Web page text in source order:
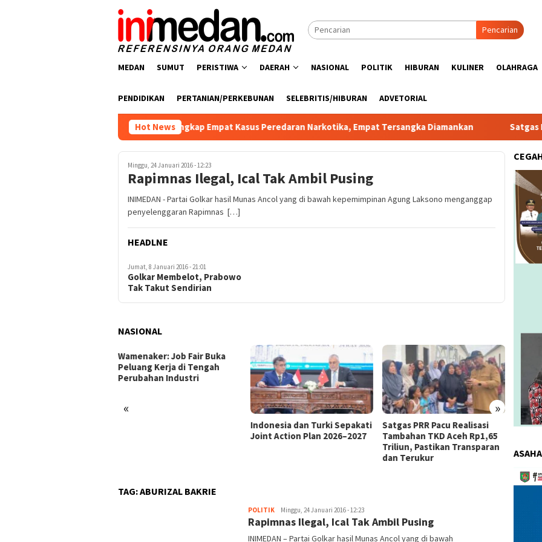
Pencarian
MEDAN SUMUT PERISTIWA DAERAH NASIONAL POLITIK HIBURAN KULINER OLAHRAGA
PENDIDIKAN PERTANIAN/PERKEBUNAN SELEBRITIS/HIBURAN ADVETORIAL
Hot News
Polres Batu Bara Ungkap Empat Kasus Peredaran Narkotika, Empat Tersangka Diamankan Satgas PRR Pacu
Minggu, 24 Januari 2016 - 12:23
Rapimnas Ilegal, Ical Tak Ambil Pusing
INIMEDAN - Partai Golkar hasil Munas Ancol yang di bawah kepemimpinan Agung Laksono menganggap
penyelenggaran Rapimnas […]
HEADLNE
Jumat, 8 Januari 2016 - 21:01
Golkar Membelot, Prabowo
Tak Takut Sendirian
NASIONAL
« »
Satgas PRR Pacu Realisasi
Tambahan TKD Aceh Rp1,65
Kemnaker Berhasil Mediasi
Perselisihan PHK PT Amos
Indah Indonesia Perselisihan
PHK PT Amos Indah Indonesia
The
TAG:ABURIZAL BAKRIE
POLITIK redaksi
Minggu, 24 Januari 2016 - 12:23
Rapimnas Ilegal, Ical Tak Ambil Pusing
INIMEDAN – Partai Golkar hasil Munas Ancol yang di bawah
Video